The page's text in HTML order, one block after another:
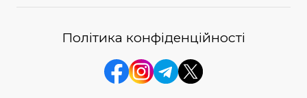
Політика конфіденційності